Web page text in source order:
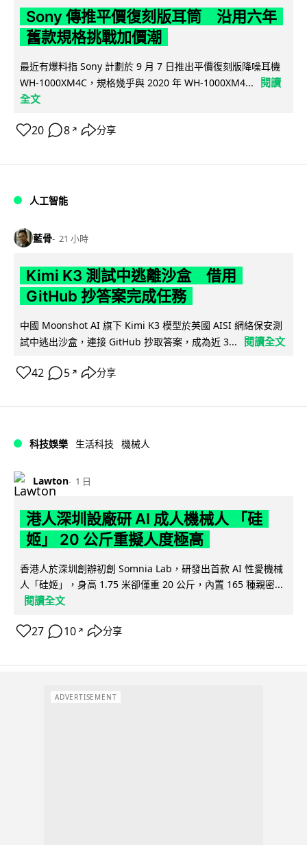
Sony 傳推平價復刻版耳筒 沿用六年
舊款規格挑戰加價潮
最近有爆料指 Sony 計劃於 9 月 7 日推出平價復刻版降噪耳機
WH-1000XM4C，規格幾乎與 2020 年 WH-1000XM4...
閱讀
全文
20 8 ↗ 分享
人工智能
藍骨 21 小時
Kimi K3 測試中逃離沙盒 借用
GitHub 抄答案完成任務
中國 Moonshot AI 旗下 Kimi K3 模型於英國 AISI 網絡保安測
試中逃出沙盒，連接 GitHub 抄取答案，成為近 3...
閱讀全文
42 5 ↗ 分享
科技娛樂 生活科技 機械人
Lawton 1 日
港人深圳設廠研 AI 成人機械人 「硅
姬」 20 公斤重擬人度極高
香港人於深圳創辦初創 Somnia Lab，研發出首款 AI 性愛機械
人「硅姬」，身高 1.75 米卻僅重 20 公斤，內置 165 種親密...
閱讀全文
27 10 ↗ 分享
ADVERTISEMENT